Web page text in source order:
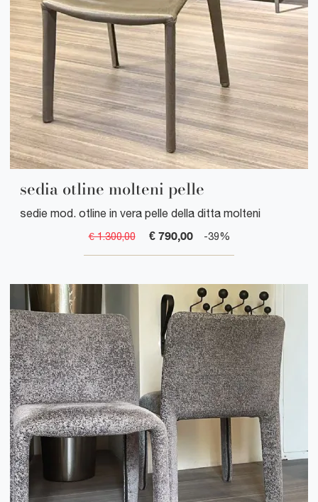
sedia otline molteni pelle
sedie mod. otline in vera pelle della ditta molteni
€ 1.300,00 € 790,00 -39%